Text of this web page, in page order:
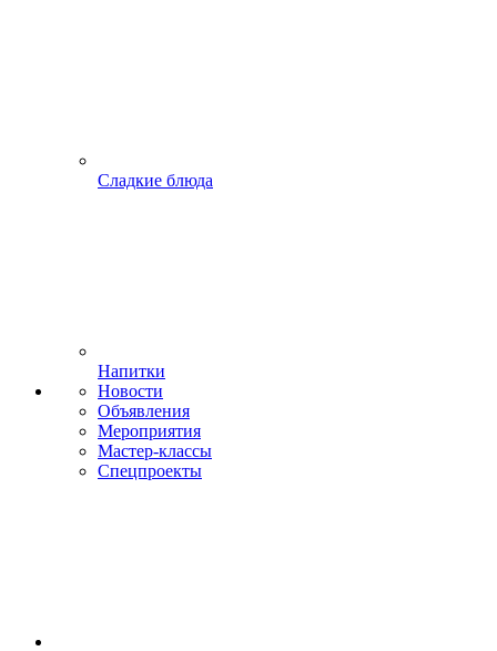
Сладкие блюда
Напитки
Новости
Объявления
Мероприятия
Мастер-классы
Спецпроекты